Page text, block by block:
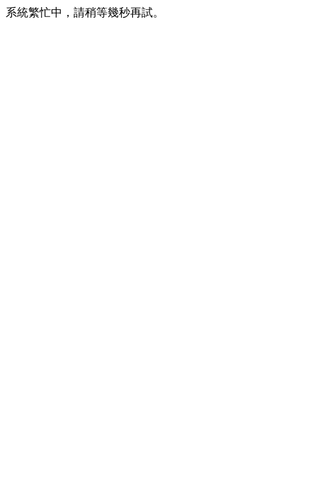
系統繁忙中，請稍等幾秒再試。